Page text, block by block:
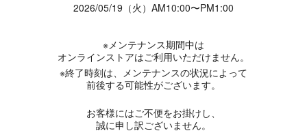
2026/05/19（火）AM10:00〜PM1:00
※メンテナンス期間中は
オンラインストアはご利用いただけません。
※終了時刻は、メンテナンスの状況によって
前後する可能性がございます。
お客様にはご不便をお掛けし、
誠に申し訳ございません。